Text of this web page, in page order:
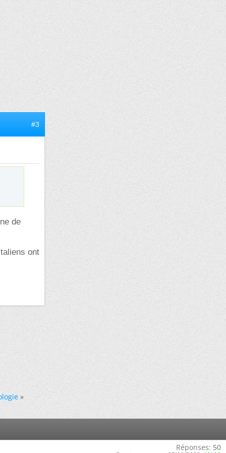
#3
de
ont
»
Réponses: 50